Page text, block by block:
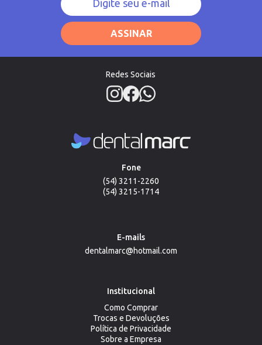
ASSINAR
Redes Sociais
Fone
(54) 3211-2260
(54) 3215-1714
E-mails
dentalmarc@hotmail.com
Institucional
Como Comprar
Trocas e Devoluções
Política de Privacidade
Sobre a Empresa